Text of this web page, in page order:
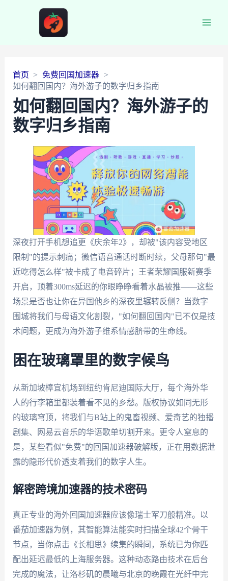
首页
免费回国加速器
如何翻回国内？海外游子的数字归乡指南
如何翻回国内？海外游子的
数字归乡指南
深夜打开手机想追更《庆余年2》，却被"该内容受地区
限制"的提示刺痛；微信语音通话时断时续，父母那句"最
近吃得怎么样"被卡成了电音碎片；王者荣耀国服新赛季
开启，顶着300ms延迟的你眼睁睁看着水晶被推——这些
场景是否也让你在异国他乡的深夜里辗转反侧？当数字
围城将我们与母语文化割裂，"如何翻回国内"已不仅是技
术问题，更成为海外游子维系情感脐带的生命线。
困在玻璃罩里的数字候鸟
从新加坡樟宜机场到纽约肯尼迪国际大厅，每个海外华
人的行李箱里都装着看不见的乡愁。版权协议如同无形
的玻璃穹顶，将我们与B站上的鬼畜视频、爱奇艺的独播
剧集、网易云音乐的华语歌单切割开来。更令人窒息的
是，某些看似"免费"的回国加速器破解版，正在用数据泄
露的隐形代价透支着我们的数字人生。
解密跨境加速器的技术密码
真正专业的海外回国加速器应该像瑞士军刀般精准。以
番茄加速器为例，其智能算法能实时扫描全球42个骨干
节点，当你点击《长相思》续集的瞬间，系统已为你匹
配出延迟最低的上海服务器。这种动态路由技术在后台
完成的魔法，让洛杉矶的晨曦与北京的晚霞在光纤中完